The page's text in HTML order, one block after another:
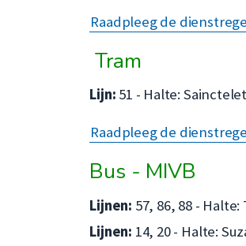
venstervenster
Raadpleeg de
Tram
Lijn: 51 - Halte:
Raadpleeg de
Bus - MIVB
Lijnen: 57, 86, 88 - Halte:
Lijnen: 14, 20 - Halte: